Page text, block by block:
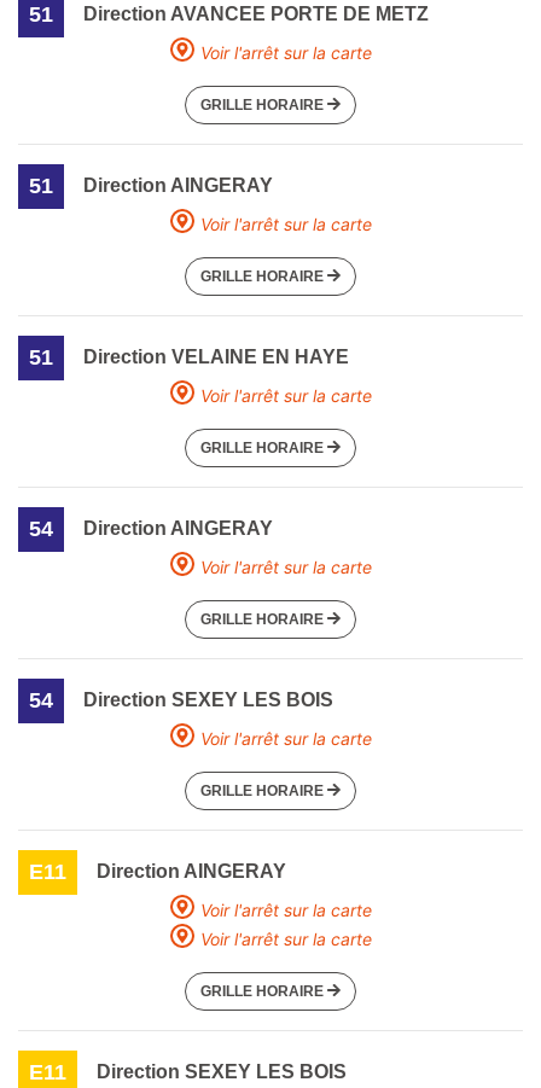
51
Direction AVANCEE PORTE DE METZ
Voir l'arrêt sur la carte
GRILLE HORAIRE
51
Direction AINGERAY
Voir l'arrêt sur la carte
GRILLE HORAIRE
51
Direction VELAINE EN HAYE
Voir l'arrêt sur la carte
GRILLE HORAIRE
54
Direction AINGERAY
Voir l'arrêt sur la carte
GRILLE HORAIRE
54
Direction SEXEY LES BOIS
Voir l'arrêt sur la carte
GRILLE HORAIRE
E11
Direction AINGERAY
Voir l'arrêt sur la carte
Voir l'arrêt sur la carte
GRILLE HORAIRE
E11 Direction SEXEY LES BOIS